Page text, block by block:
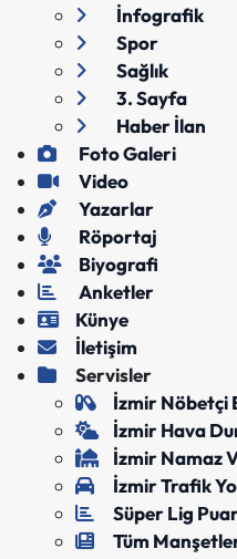
İnfografik
Spor
Sağlık
3. Sayfa
Haber İlan
Foto Galeri
Video
Yazarlar
Röportaj
Biyografi
Anketler
Künye
İletişim
Servisler
İzmir Nöbetçi
İzmir Hava
İzmir Namaz
İzmir Trafik
Süper Lig
Tüm